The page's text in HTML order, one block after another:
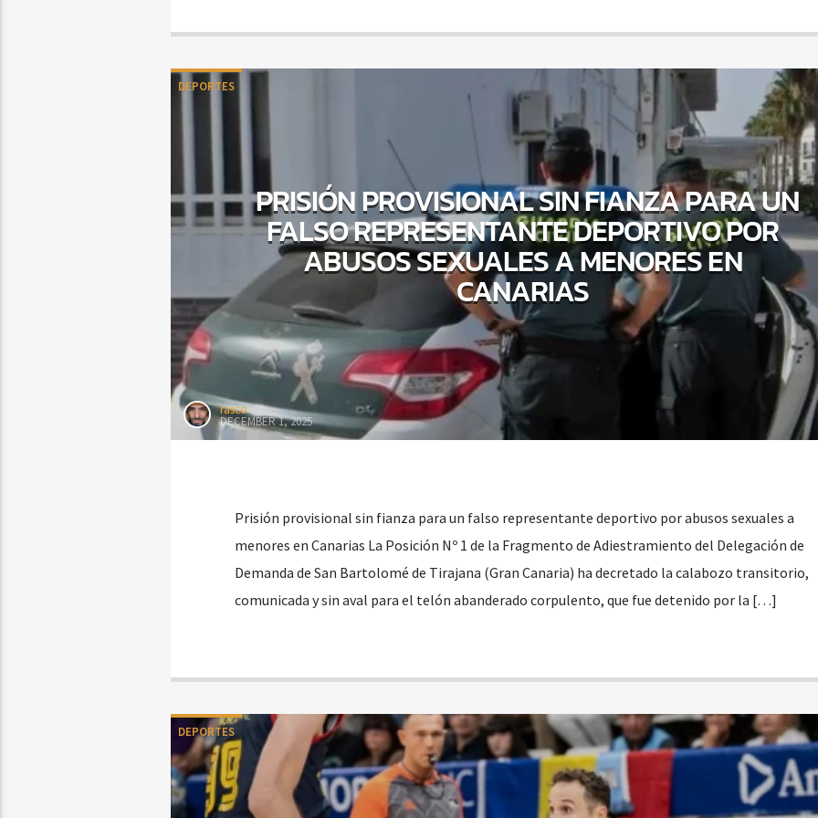
DEPORTES
PRISIÓN PROVISIONAL SIN FIANZA PARA UN
FALSO REPRESENTANTE DEPORTIVO POR
ABUSOS SEXUALES A MENORES EN
CANARIAS
rasco
DECEMBER 1, 2025
Prisión provisional sin fianza para un falso representante deportivo por abusos sexuales a
menores en Canarias La Posición Nº 1 de la Fragmento de Adiestramiento del Delegación de
Demanda de San Bartolomé de Tirajana (Gran Canaria) ha decretado la calabozo transitorio,
comunicada y sin aval para el telón abanderado corpulento, que fue detenido por la […]
DEPORTES